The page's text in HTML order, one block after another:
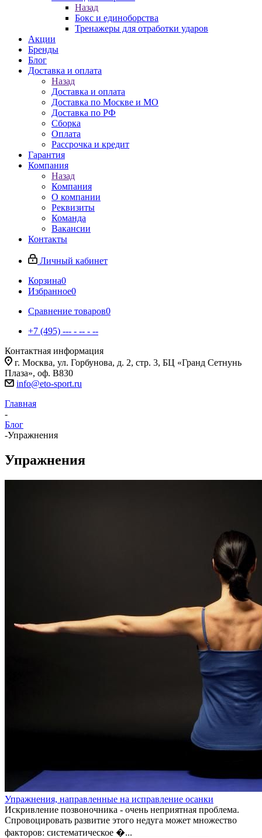
Назад
Бокс и единоборства
Тренажеры для отработки ударов
Акции
Бренды
Блог
Доставка и оплата
Назад
Доставка и оплата
Доставка по Москве и МО
Доставка по РФ
Сборка
Оплата
Рассрочка и кредит
Гарантия
Компания
Назад
Компания
О компании
Реквизиты
Команда
Вакансии
Контакты
Личный кабинет
Корзина0
Избранное0
Сравнение товаров0
+7 (495) --- - -- - --
Контактная информация
г. Москва, ул. Горбунова, д. 2, стр. 3, БЦ «Гранд Сетнунь
Плаза», оф. В830
info@eto-sport.ru
Главная
-
Блог
-Упражнения
Упражнения
Упражнения, направленные на исправление осанки
Искривление позвоночника - очень неприятная проблема.
Спровоцировать развитие этого недуга может множество
факторов: систематическое �...